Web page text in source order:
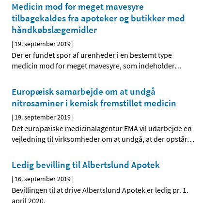
Medicin mod for meget mavesyre
tilbagekaldes fra apoteker og butikker med
håndkøbslægemidler
| 19. september 2019 |
Der er fundet spor af urenheder i en bestemt type
medicin mod for meget mavesyre, som indeholder…
Europæisk samarbejde om at undgå
nitrosaminer i kemisk fremstillet medicin
| 19. september 2019 |
Det europæiske medicinalagentur EMA vil udarbejde en
vejledning til virksomheder om at undgå, at der opstår…
Ledig bevilling til Albertslund Apotek
| 16. september 2019 |
Bevillingen til at drive Albertslund Apotek er ledig pr. 1.
april 2020.